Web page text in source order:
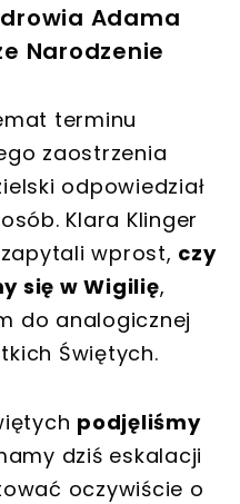
Adama
Narodzenie
terminu
zaostrzenia
odpowiedział
Klara Klinger
wprost, czy
się w Wigilię,
do analogicznej
Świętych.
podjęliśmy
dziś eskalacji
oczywiście o